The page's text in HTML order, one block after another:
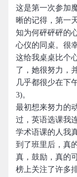
这是第一次参加
晰的记得，第一
知为何砰砰砰的
心仪的同桌。很
这给我桌桌比个
了，她很努力，
几乎都很少在下
3)。
最初想来努力的
过，英语选课我
学术语课的人我
到了班里后，真
真，鼓励，真的
榜上关注了许多